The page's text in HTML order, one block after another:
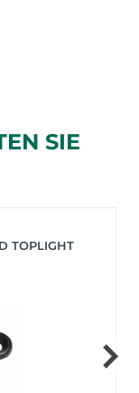
SIE
TOPLIGHT